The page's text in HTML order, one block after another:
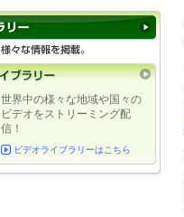
世界中の様々な地域や国々の
ビデオをストリーミング配
信！
ビデオライブラリーはこちら